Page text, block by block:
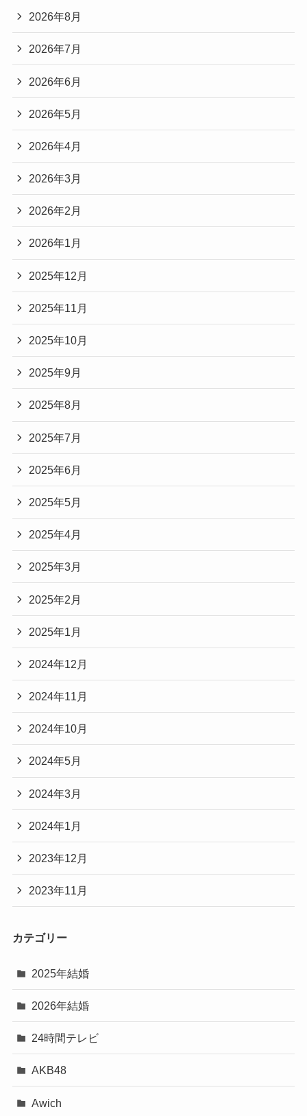
2026年8月
2026年7月
2026年6月
2026年5月
2026年4月
2026年3月
2026年2月
2026年1月
2025年12月
2025年11月
2025年10月
2025年9月
2025年8月
2025年7月
2025年6月
2025年5月
2025年4月
2025年3月
2025年2月
2025年1月
2024年12月
2024年11月
2024年10月
2024年5月
2024年3月
2024年1月
2023年12月
2023年11月
カテゴリー
2025年結婚
2026年結婚
24時間テレビ
AKB48
Awich